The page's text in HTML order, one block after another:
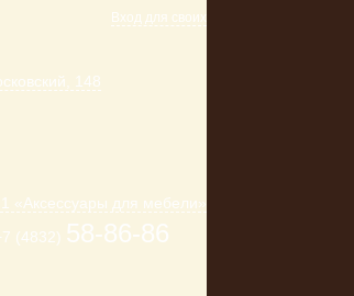
Вход для своих
148
«Аксессуары для мебели»
(4832) 58-86-86